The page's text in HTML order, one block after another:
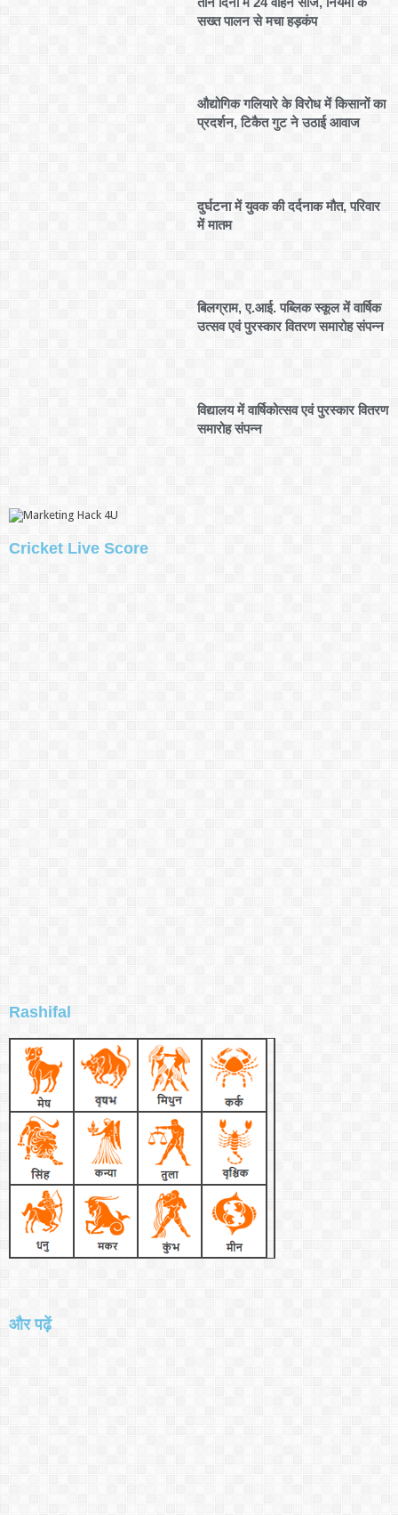
सख्त पालन से मचा हड़कंप
औद्योगिक गलियारे के विरोध में किसानों का
प्रदर्शन, टिकैत गुट ने उठाई आवाज
दुर्घटना में युवक की दर्दनाक मौत, परिवार
में मातम
बिलग्राम, ए.आई. पब्लिक स्कूल में वार्षिक
उत्सव एवं पुरस्कार वितरण समारोह संपन्न
विद्यालय में वार्षिकोत्सव एवं पुरस्कार वितरण
समारोह संपन्न
Cricket Live Score
Rashifal
और पढ़ें